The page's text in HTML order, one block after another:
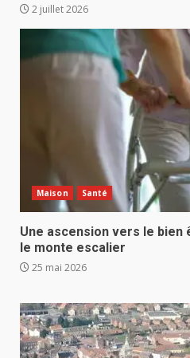
2 juillet 2026
Maison Santé
Une ascension vers le bien
le monte escalier
25 mai 2026